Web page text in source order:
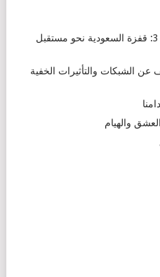
تدشين الحاسوب العملاق شاهين 3: قفزة السعودية نحو مستقبل
عن الشبكات والتأثيرات الخفية
والهيام